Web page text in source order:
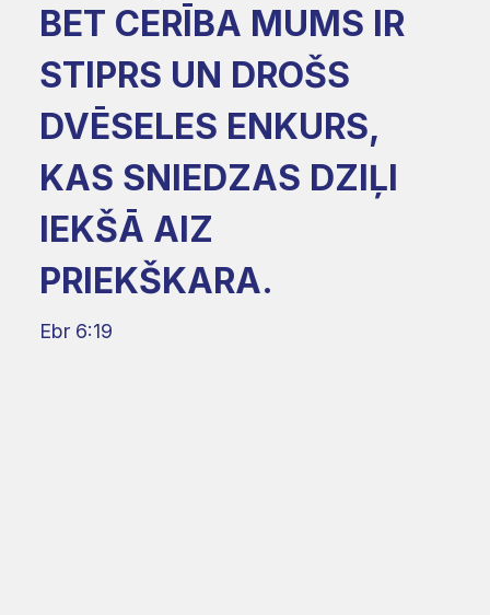
BET CERĪBA MUMS IR
STIPRS UN DROŠS
DVĒSELES ENKURS,
KAS SNIEDZAS DZIĻI
IEKŠĀ AIZ
PRIEKŠKARA.
Ebr 6:19